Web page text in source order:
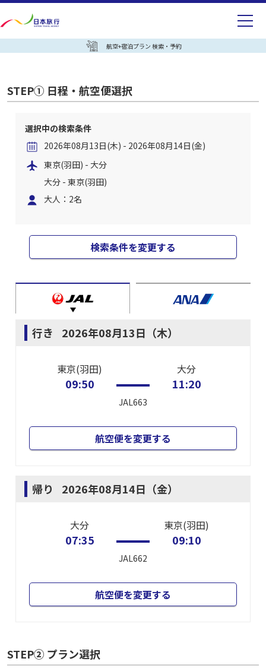
航空+宿泊プラン 検索・予約
STEP① 日程・航空便選択
選択中の検索条件
2026年08月13日(木) - 2026年08月14日(金)
東京(羽田) - 大分
大分 - 東京(羽田)
大人：2名
検索条件を変更する
行き 2026年08月13日（木）
東京(羽田)
09:50
JAL663
大分
11:20
航空便を変更する
帰り 2026年08月14日（金）
大分
07:35
JAL662
東京(羽田)
09:10
航空便を変更する
STEP② プラン選択